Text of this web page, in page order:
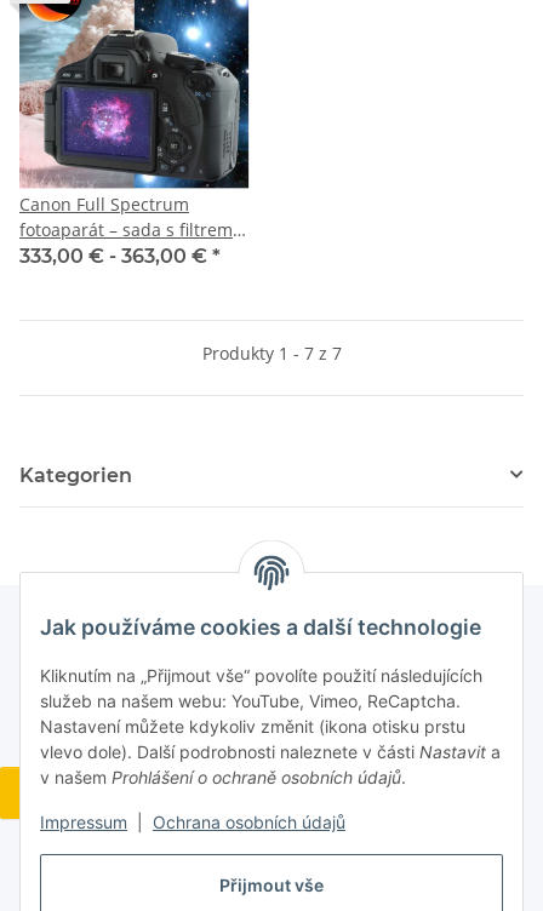
Přijmout vše
Jak používáme cookies a další technologie
Kliknutím na „Přijmout vše“ povolíte použití následujících
služeb na našem webu: YouTube, Vimeo, ReCaptcha.
Nastavení můžete kdykoliv změnit (ikona otisku prstu
vlevo dole). Další podrobnosti naleznete v části Nastavit a
v našem Prohlášení o ochraně osobních údajů.
Impressum Ochrana osobních údajů
Canon Full Spectrum
fotoaparát – sada s filtrem
OWB, 720 nm a 850 nm
333,00 € - 363,00 € *
Produkty 1 - 7 z 7
Kategorien
Widerrufsbutton